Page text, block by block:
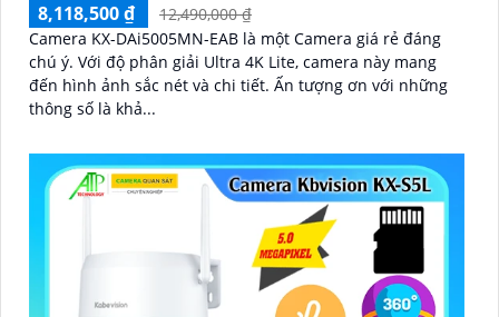
8,118,500 ₫
12,490,000 ₫
Camera KX-DAi5005MN-EAB là một Camera giá rẻ đáng
chú ý. Với độ phân giải Ultra 4K Lite, camera này mang
đến hình ảnh sắc nét và chi tiết. Ấn tượng ơn với những
thông số là khả...